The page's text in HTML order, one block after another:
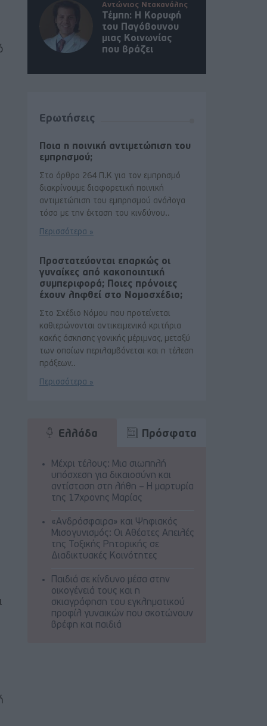
Αντώνιος Ντακανάλης
Τέμπη: Η Κορυφή
του Παγόβουνου
μιας Κοινωνίας
που βράζει
Ερωτήσεις
Ποια η ποινική αντιμετώπιση του
εμπρησμού;
Στο άρθρο 264 Π.Κ για τον εμπρησμό
διακρίνουμε διαφορετική ποινική
αντιμετώπιση του εμπρησμού ανάλογα
τόσο με την έκταση του κινδύνου..
Περισσότερα »
Προστατεύονται επαρκώς οι
γυναίκες από κακοποιητική
συμπεριφορά; Ποιες πρόνοιες
έχουν ληφθεί στο Νομοσχέδιο;
Στο Σχέδιο Νόμου που προτείνεται
καθιερώνονται αντικειμενικά κριτήρια
κακής άσκησης γονικής μέριμνας, μεταξύ
των οποίων περιλαμβάνεται και η τέλεση
πράξεων..
Περισσότερα »
Ελλάδα Πρόσφατα
Μέχρι τέλους: Μια σιωπηλή
υπόσχεση για δικαιοσύνη και
αντίσταση στη λήθη – Η μαρτυρία
της 17χρονης Μαρίας
«Ανδρόσφαιρα» και Ψηφιακός
Μισογυνισμός: Οι Αθέατες Απειλές
της Τοξικής Ρητορικής σε
Διαδικτυακές Κοινότητες
Παιδιά σε κίνδυνο μέσα στην
οικογένειά τους και η
σκιαγράφηση του εγκληματικού
προφίλ γυναικών που σκοτώνουν
βρέφη και παιδιά